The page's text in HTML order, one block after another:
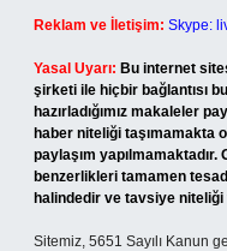
Reklam ve İletişim: Skype:
Yasal Uyarı: Bu internet
şirketi ile hiçbir bağlantısı
hazırladığımız makaleler
haber niteliği taşımamakta
paylaşım
benzerlikleri tamamen
halindedir ve tavsiye niteliği
Sitemiz, 5651 Sayılı Kanun